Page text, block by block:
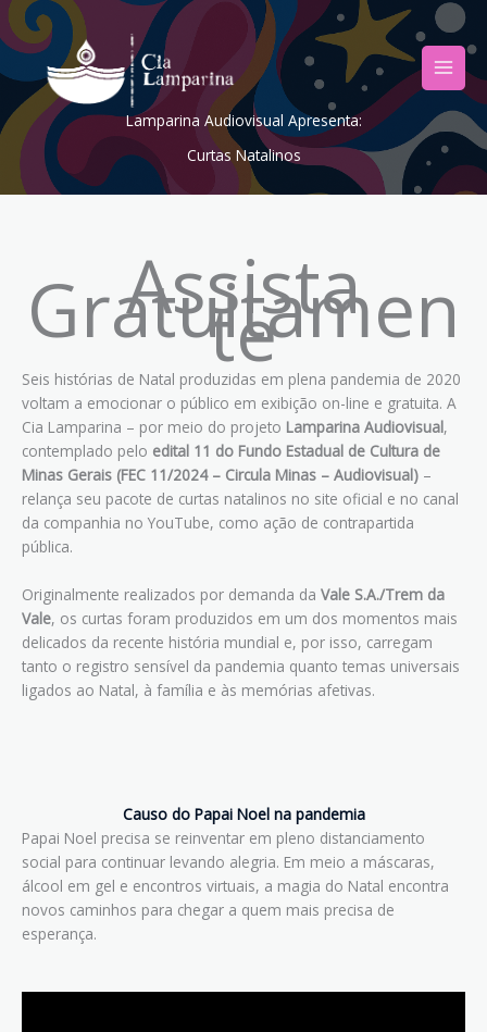
para
conteúdo
Lamparina Audiovisual Apresenta:
Curtas Natalinos
Assista
Gratuitamen
te
Seis histórias de Natal produzidas em plena pandemia de 2020
voltam a emocionar o público em exibição on-line e gratuita. A
Cia Lamparina – por meio do projeto Lamparina Audiovisual,
contemplado pelo edital 11 do Fundo Estadual de Cultura de
Minas Gerais (FEC 11/2024 – Circula Minas – Audiovisual) –
relança seu pacote de curtas natalinos no site oficial e no canal
da companhia no YouTube, como ação de contrapartida
pública.
Originalmente realizados por demanda da Vale S.A./Trem da
Vale, os curtas foram produzidos em um dos momentos mais
delicados da recente história mundial e, por isso, carregam
tanto o registro sensível da pandemia quanto temas universais
ligados ao Natal, à família e às memórias afetivas.
Causo do Papai Noel na pandemia
Papai Noel precisa se reinventar em pleno distanciamento
social para continuar levando alegria. Em meio a máscaras,
álcool em gel e encontros virtuais, a magia do Natal encontra
novos caminhos para chegar a quem mais precisa de
esperança.